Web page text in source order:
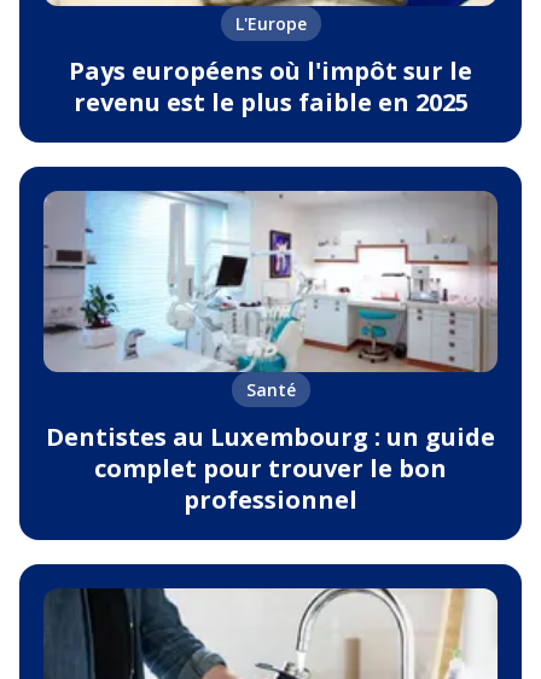
L'Europe
Pays européens où l'impôt sur le
revenu est le plus faible en 2025
Santé
Dentistes au Luxembourg : un guide
complet pour trouver le bon
professionnel